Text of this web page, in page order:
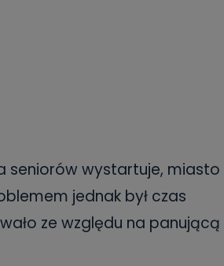
seniorów wystartuje, miasto
jednak był czas
ze względu na panującą